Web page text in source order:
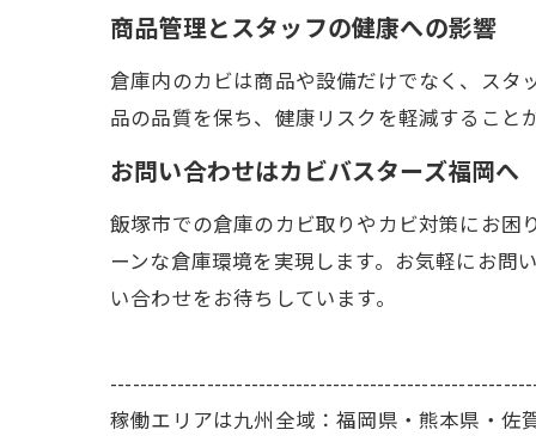
商品管理とスタッフの健康への影響
倉庫内のカビは商品や設備だけでなく、スタ
品の品質を保ち、健康リスクを軽減すること
お問い合わせはカビバスターズ福岡へ
飯塚市での倉庫のカビ取りやカビ対策にお困
ーンな倉庫環境を実現します。お気軽にお問
い合わせをお待ちしています。
稼働エリアは九州全域：福岡県・熊本県・佐